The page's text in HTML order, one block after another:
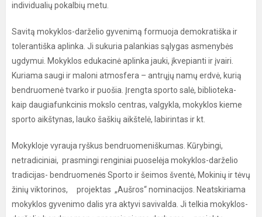
individualių pokalbių metu.
Savitą mokyklos-darželio gyvenimą formuoja demokratiška ir
tolerantiška aplinka. Ji sukuria palankias sąlygas asmenybės
ugdymui. Mokyklos edukacinė aplinka jauki, įkvepianti ir įvairi.
Kuriama saugi ir maloni atmosfera – antrųjų namų erdvė, kurią
bendruomenė tvarko ir puošia. Įrengta sporto salė, biblioteka-
kaip daugiafunkcinis mokslo centras, valgykla, mokyklos kieme
sporto aikštynas, lauko šaškių aikštelė, labirintas ir kt.
Mokykloje vyrauja ryškus bendruomeniškumas. Kūrybingi,
netradiciniai, prasmingi renginiai puoselėja mokyklos-darželio
tradicijas- bendruomenės Sporto ir šeimos šventė, Mokinių ir tėvų
žinių viktorinos, projektas „Aušros“ nominacijos. Neatskiriama
mokyklos gyvenimo dalis yra aktyvi savivalda. Ji telkia mokyklos-